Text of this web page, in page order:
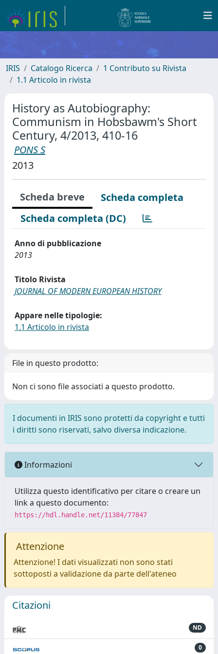
IRIS Catalogo Ricerca
1 Contributo su Rivista
1.1 Articolo in rivista
History as Autobiography:
Communism in Hobsbawm's Short
Century, 4/2013, 410-16
PONS S
2013
Scheda breve
Scheda completa
Scheda completa (DC)
Anno di pubblicazione
2013
Titolo Rivista
JOURNAL OF MODERN EUROPEAN HISTORY
Appare nelle tipologie:
1.1 Articolo in rivista
File in questo prodotto:
Non ci sono file associati a questo prodotto.
I documenti in IRIS sono protetti da copyright e tutti
i diritti sono riservati, salvo diversa indicazione.
Informazioni
Utilizza questo identificativo per citare o creare un
link a questo documento:
https://hdl.handle.net/11384/77847
Attenzione
Attenzione! I dati visualizzati non sono stati
sottoposti a validazione da parte dell'ateneo
Citazioni
ND
0